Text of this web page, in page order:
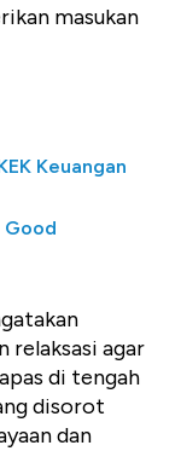
masukan
Keuangan
Good
relaksasi agar
di tengah
disorot
dan